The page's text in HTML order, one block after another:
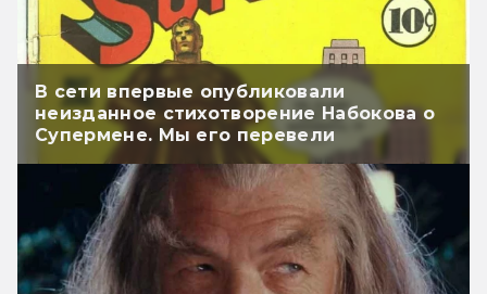
В сети впервые опубликовали
неизданное стихотворение Набокова о
Супермене. Мы его перевели